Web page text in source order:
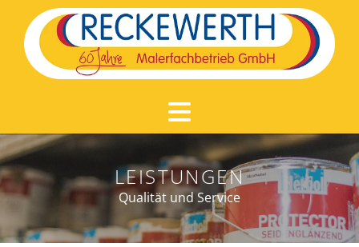
Zum Inhalt springen
LEISTUNGEN
Qualität und Service